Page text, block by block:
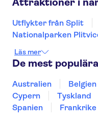
Utflykter från Split
Nationalparken
Läs mer
De mest
Australien Belgien
Cypern
Tyskland
Spanien
Frankrike